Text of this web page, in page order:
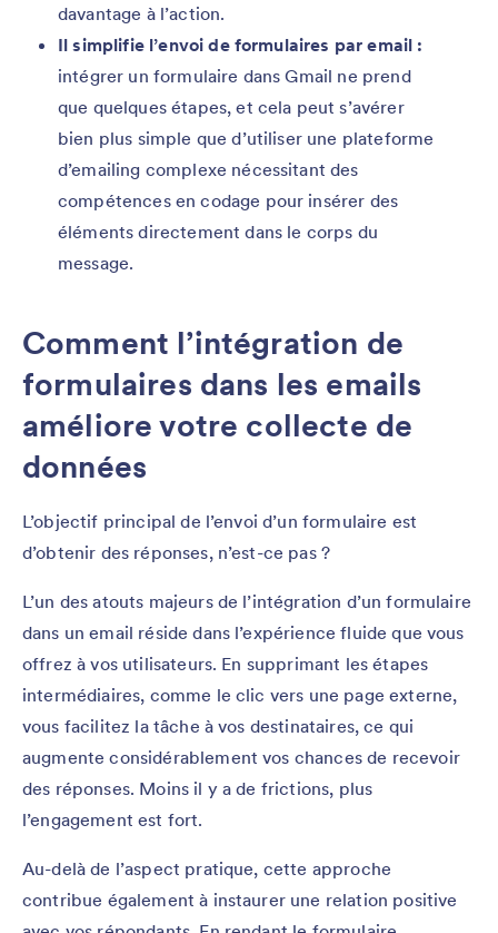
davantage à l’action.
Il simplifie l’envoi de formulaires par email :
intégrer un formulaire dans Gmail ne prend
que quelques étapes, et cela peut s’avérer
bien plus simple que d’utiliser une plateforme
d’emailing complexe nécessitant des
compétences en codage pour insérer des
éléments directement dans le corps du
message.
Comment l’intégration de
formulaires dans les emails
améliore votre collecte de
données
L’objectif principal de l’envoi d’un formulaire est
d’obtenir des réponses, n’est-ce pas ?
L’un des atouts majeurs de l’intégration d’un formulaire
dans un email réside dans l’expérience fluide que vous
offrez à vos utilisateurs. En supprimant les étapes
intermédiaires, comme le clic vers une page externe,
vous facilitez la tâche à vos destinataires, ce qui
augmente considérablement vos chances de recevoir
des réponses. Moins il y a de frictions, plus
l’engagement est fort.
Au-delà de l’aspect pratique, cette approche
contribue également à instaurer une relation positive